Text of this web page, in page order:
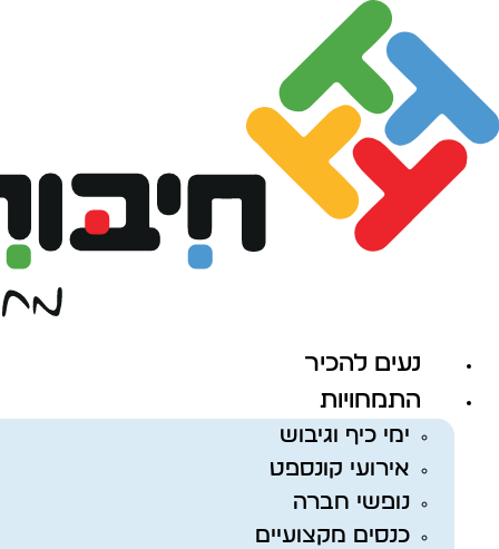
נעים להכיר
התמחויות
ימי כיף וגיבוש
אירועי קונספט
נופשי חברה
כנסים מקצועיים